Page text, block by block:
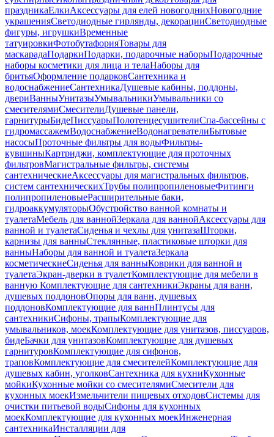
праздникаЕлкиАксессуары для елей новогоднихНовогодние
украшенияСветодиодные гирлянды, декорацииСветодиодные
фигуры, игрушкиВременные
татуировкиФотобутафорияТовары для
маскарадаПодаркиПодарки, подарочные наборыПодарочные
наборы косметики для лица и телаНаборы для
бритьяОформление подарковСантехника и
водоснабжениеСантехникаДушевые кабины, поддоны,
двериВанныУнитазыУмывальникиУмывальники со
смесителямиСмесителиДушевые панели,
гарнитурыБидеПиссуарыПолотенцесушителиСпа-бассейны с
гидромассажемВодоснабжениеВодонагревателиБытовые
насосыПроточные фильтры для водыФильтры-
кувшиныКартриджи, комплектующие для проточных
фильтровМагистральные фильтры, системы
сантехническиеАксессуары для магистральных фильтров,
систем сантехническихТрубы полипропиленовыеФитинги
полипропиленовыеРасширительные баки,
гидроаккумуляторыОбустройство ванной комнаты и
туалетаМебель для ваннойЗеркала для ваннойАксессуары для
ванной и туалетаСиденья и чехлы для унитазаШторки,
карнизы для ванныСтеклянные, пластиковые шторки для
ванныНаборы для ванной и туалетаЗеркала
косметическиеСиденья для ванныКоврики для ванной и
туалетаЭкран-дверки в туалетКомплектующие для мебели в
ванную Комплектующие для сантехникиЭкраны для ванн,
душевых поддоновОпоры для ванн, душевых
поддоновКомплектующие для ваннПлинтусы для
сантехникиСифоны, трапыКомплектующие для
умывальников, моекКомплектующие для унитазов, писсуаров,
бидеБачки для унитазовКомплектующие для душевых
гарнитуровКомплектующие для сифонов,
траповКомплектующие для смесителейКомплектующие для
душевых кабин, уголковСантехника для кухниКухонные
мойкиКухонные мойки со смесителямиСмесители для
кухонных моекИзмельчители пищевых отходовСистемы для
очистки питьевой водыСифоны для кухонных
моекКомплектующие для кухонных моекИнженерная
сантехникаИнсталляции для